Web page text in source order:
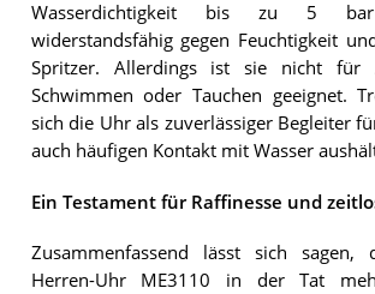
Wasserdichtigkeit bis zu 5
widerstandsfähig gegen Feuchtigkeit
Spritzer. Allerdings ist sie nicht für
Schwimmen oder Tauchen geeignet.
sich die Uhr als zuverlässiger Begleiter
auch häufigen Kontakt mit Wasser
Ein Testament für Raffinesse und
Zusammenfassend lässt sich sagen,
Herren-Uhr ME3110 in der Tat